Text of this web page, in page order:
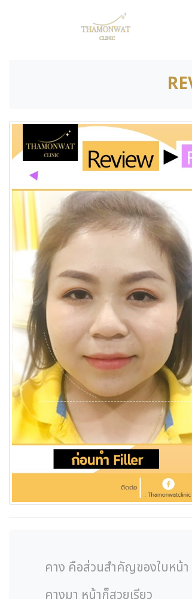
คาง คือส่วนสำคัญของใบหน้า
คางมา หน้าก็สวยเรียว